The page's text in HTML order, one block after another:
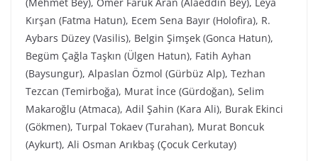
Kırşan (Fatma Hatun), Ecem Sena Bayır (Holofira), R.
Aybars Düzey (Vasilis), Belgin Şimşek (Gonca Hatun),
Begüm Çağla Taşkın (Ülgen Hatun), Fatih Ayhan
(Baysungur), Alpaslan Özmol (Gürbüz Alp), Tezhan
Tezcan (Temirboğa), Murat İnce (Gürdoğan), Selim
Makaroğlu (Atmaca), Adil Şahin (Kara Ali), Burak Ekinci
(Gökmen), Turpal Tokaev (Turahan), Murat Boncuk
(Aykurt), Ali Osman Arıkbaş (Çocuk Cerkutay)